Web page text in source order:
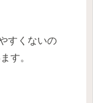
すくないの
す。